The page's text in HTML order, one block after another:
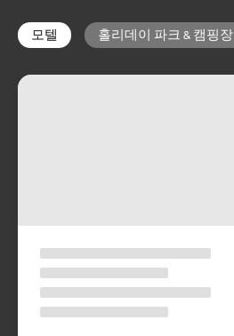
모텔 홀리데이 파크 & 캠핑장